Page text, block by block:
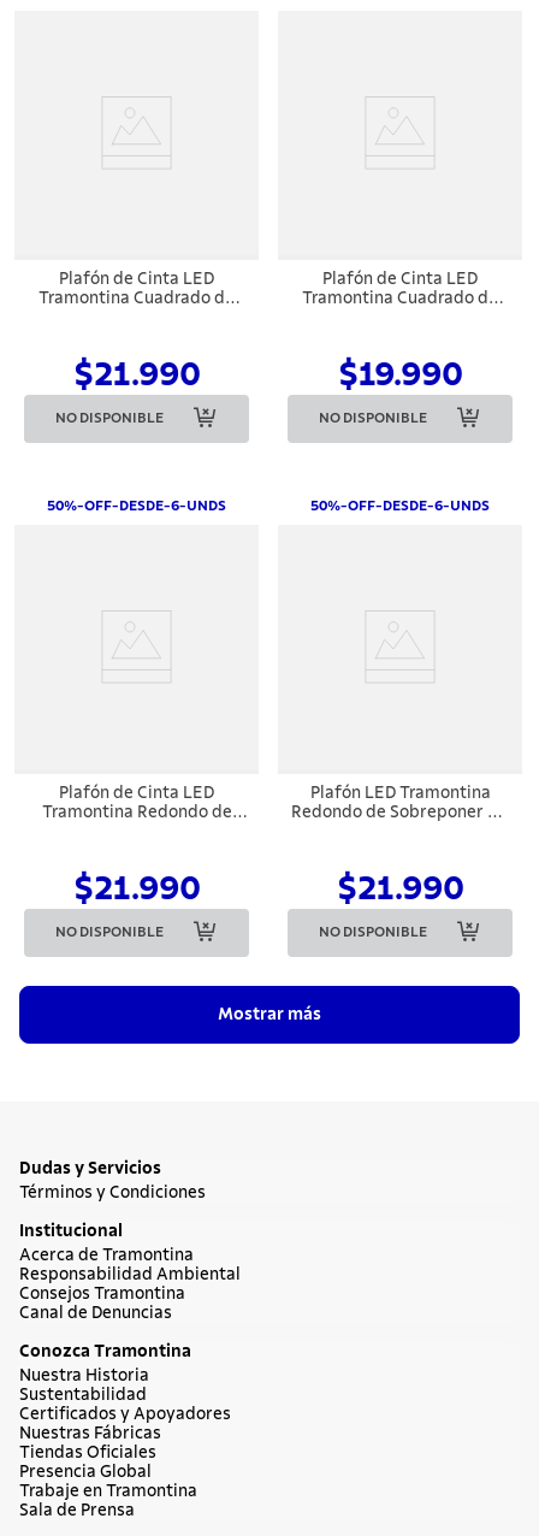
Plafón de Cinta LED
Tramontina Cuadrado de
$21.990
NO DISPONIBLE
Plafón de Cinta LED
Tramontina Cuadrado de
$19.990
NO DISPONIBLE
50%-OFF-DESDE-6-UNDS
Plafón de Cinta LED
Tramontina Redondo de
$21.990
NO DISPONIBLE
50%-OFF-DESDE-6-UNDS
Plafón LED Tramontina
Redondo de Sobreponer 24
$21.990
NO DISPONIBLE
Mostrar más
Dudas y Servicios
Términos y Condiciones
Institucional
Acerca de Tramontina
Responsabilidad Ambiental
Consejos Tramontina
Canal de Denuncias
Conozca Tramontina
Nuestra Historia
Sustentabilidad
Certificados y Apoyadores
Nuestras Fábricas
Tiendas Oficiales
Presencia Global
Trabaje en Tramontina
Sala de Prensa